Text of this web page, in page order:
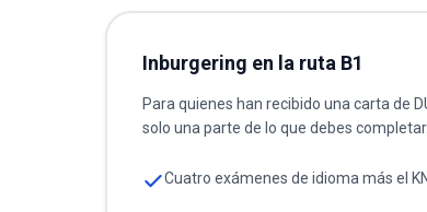
Inburgering en la ruta B1
Para quienes han recibido una carta de
solo una parte de lo que debes completar.
Cuatro exámenes de idioma más el